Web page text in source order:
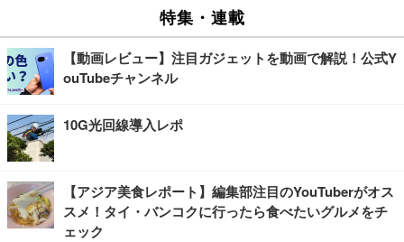
特集・連載
【動画レビュー】注目ガジェットを動画で解説！公式Y
ouTubeチャンネル
10G光回線導入レポ
【アジア美食レポート】編集部注目のYouTuberがオス
スメ！タイ・バンコクに行ったら食べたいグルメをチ
ェック